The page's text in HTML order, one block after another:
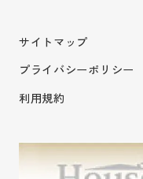
サイトマップ
プライバシーポリシー
利用規約